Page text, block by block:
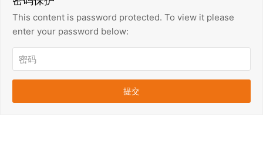
This content is password protected. To view it please
enter your password below: